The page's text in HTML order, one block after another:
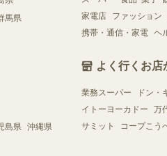
馬県
島県 沖縄県
家電店
ファッション
携帯・通信・家電 ヘ
よく行くお店
業務スーパー ドン・
イトーヨーカドー
万
サミット
コープこう